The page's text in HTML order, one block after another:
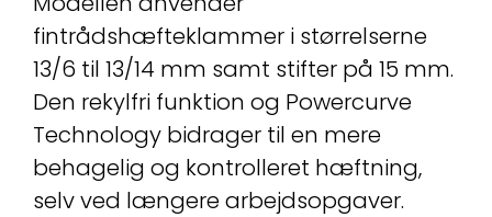
fintrådshæfteklammer i størrelserne
13/6 til 13/14 mm samt stifter på 15 mm.
Den rekylfri funktion og Powercurve
Technology bidrager til en mere
behagelig og kontrolleret hæftning,
selv ved længere arbejdsopgaver.